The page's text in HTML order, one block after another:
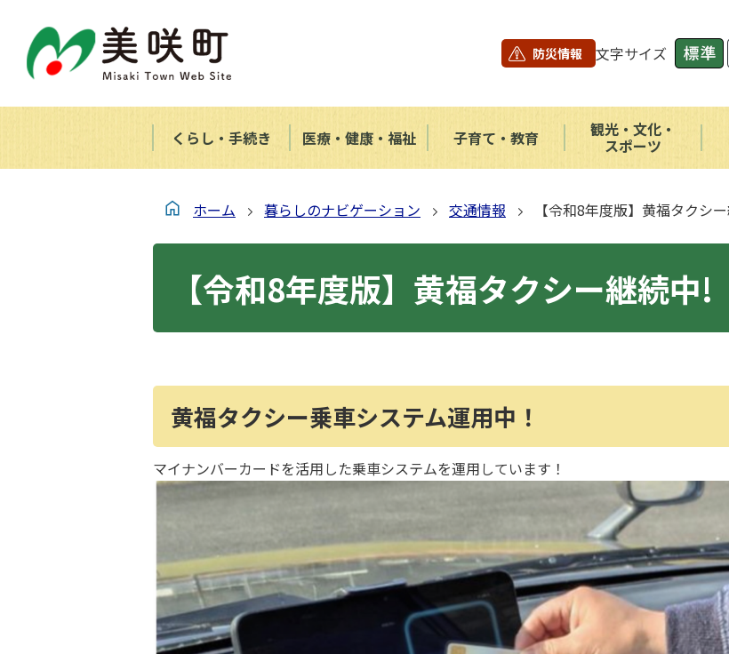
防災情報 文字サイズ
くらし・手続き 医療・健康・福祉 子育て・教育 観光・文化・
スポーツ
ホーム 暮らしのナビゲーション 交通情報 【令和8年度版】黄福タクシ
【令和8年度版】黄福タクシー継続中!
黄福タクシー乗車システム運用中！
マイナンバーカードを活用した乗車システムを運用しています！